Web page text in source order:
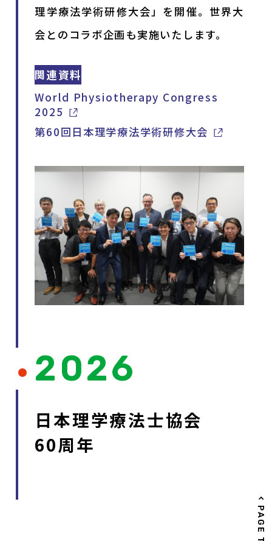
理学療法学術研修大会」を開催。世界大
会とのコラボ企画も実施いたします。
関連資料
World Physiotherapy Congress
2025
第60回日本理学療法学術研修大会
2026
日本理学療法士協会
60周年